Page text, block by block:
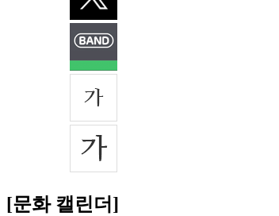
[문화 캘린더]